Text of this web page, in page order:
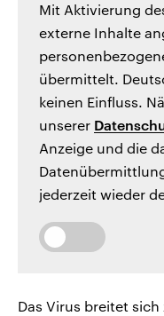
Mit Aktivierung
externe Inhalte
übermittelt.
keinen Einfluss.
unserer
Anzeige und die
jederzeit wieder
Das Virus breitet